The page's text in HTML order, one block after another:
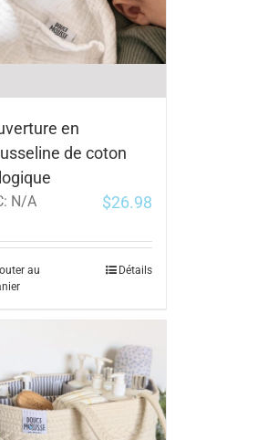
en
de coton
N/A $26.98
au
Détails